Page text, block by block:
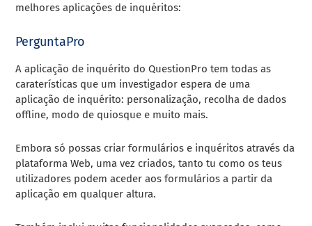
melhores aplicações de inquéritos:
PerguntaPro
A aplicação de inquérito do QuestionPro tem todas as
caraterísticas que um investigador espera de uma
aplicação de inquérito: personalização, recolha de dados
offline, modo de quiosque e muito mais.
Embora só possas criar formulários e inquéritos através da
plataforma Web, uma vez criados, tanto tu como os teus
utilizadores podem aceder aos formulários a partir da
aplicação em qualquer altura.